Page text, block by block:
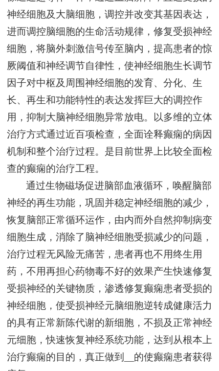
神经细胞及大脑细胞，调控并改变其基因表达，
进而调控脑细胞的生命活动规律，修复受损神经
细胞，将脑外刺激信号传至脑内，提高患者的惊
厥阈值和神经调节自律性，使神经细胞生长调节
因子对中枢及周围神经细胞的发育、分化、生
长、再生和功能特性的表达发挥巨大的调控作
用，抑制大脑神经细胞异常放电。以多维的立体
治疗方式通过近百项检查，全面诠释癫痫的病因
机制和整个治疗过程。是目前世界上比较全面检
查的癫痫的治疗工程。
通过生物磁场促进脑部血液循环，唤醒脑部
神经的再生功能，巩固并稳定神经细胞的减少，
恢复脑部正常循环运作，由内而外自然抑制病变
细胞生成，消除了脑神经细胞受损减少的问题，
治疗过程无风险无痛苦，患者再也不用终生用
药，不用再担心药物毒不好的效果产生快速修复
受损神经的关键物质，渗透修复癫痫患者受损的
神经细胞，使受损神经元脑细胞逆转成健康活力
的具有正常新陈代谢的新细胞，不损及正常神经
元细胞，快速恢复神经系统功能，达到从根本上
治疗癫痫的目的，真正做到__的使癫痫患者获得